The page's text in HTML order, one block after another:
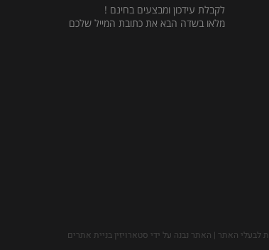
לקבלת עידכון ומבצעים בחינם !
מלאו בשדה הבא את כתובת המייל שלכם
לבעלי האתר | האתר נבנה על ידי סטארויזין בניית אתרים